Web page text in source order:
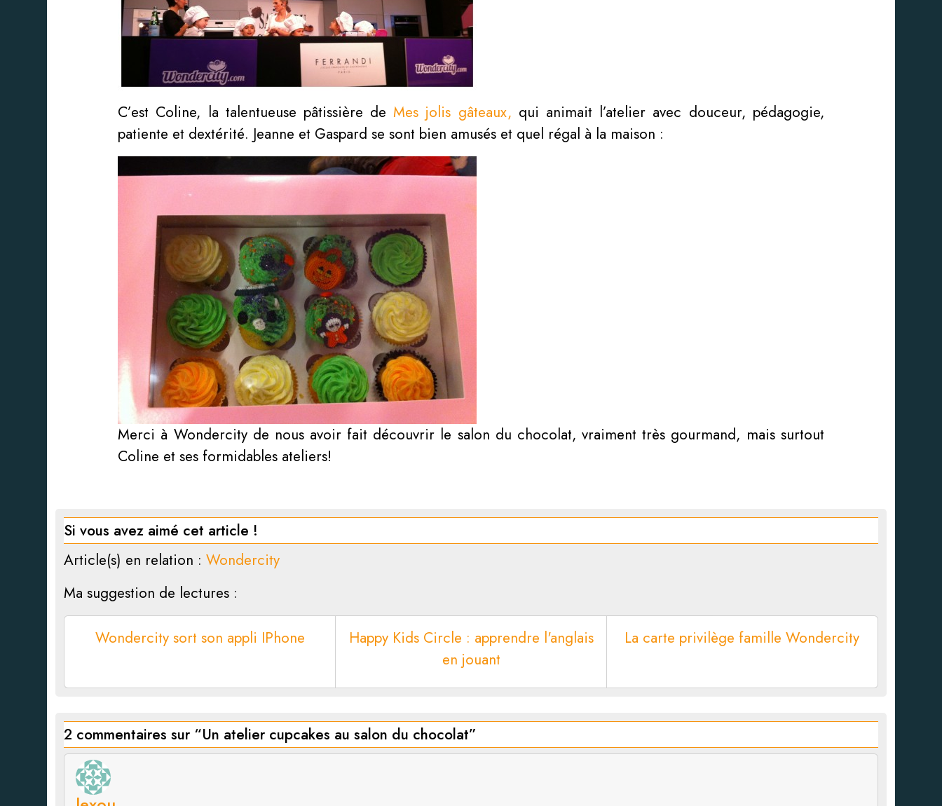
C’est Coline, la talentueuse pâtissière deMes jolis gâteaux, qui animait l’atelier avec douceur, pédagogie,
patiente et dextérité. Jeanne et Gaspard se sont bien amusés et quel régal à la maison :
Merci à Wondercity de nous avoir fait découvrir le salon du chocolat, vraiment très gourmand, mais surtout
Coline et ses formidables ateliers!
Si vous avez aimé cet article !
Article(s) en relation :Wondercity
Ma suggestion de lectures :
Wondercity sort son appli IPhone
Happy Kids Circle : apprendre l'anglais
en jouant
La carte privilège famille Wondercity
2 commentaires sur “Un atelier cupcakes au salon du chocolat”